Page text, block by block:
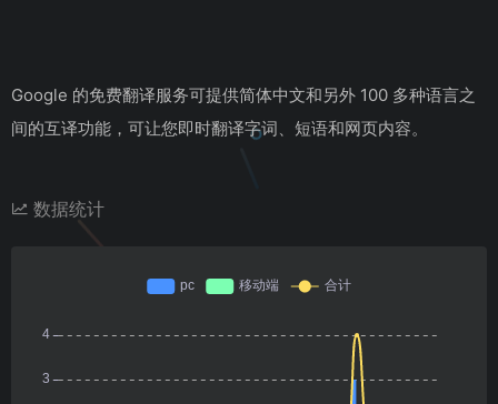
Google 的免费翻译服务可提供简体中文和另外 100 多种语言之
间的互译功能，可让您即时翻译字词、短语和网页内容。
数据统计